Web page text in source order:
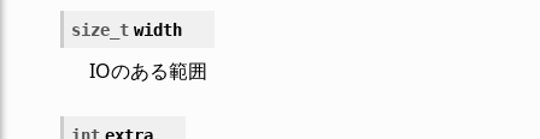
size_t width
IOのある範囲